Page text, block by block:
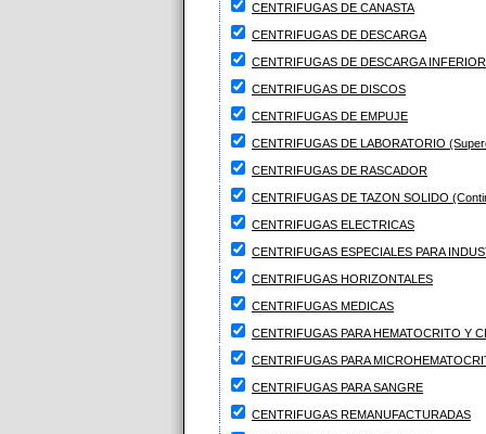
CENTRIFUGAS DE CANASTA
CENTRIFUGAS DE DESCARGA
CENTRIFUGAS DE DESCARGA INFERIOR
CENTRIFUGAS DE DISCOS
CENTRIFUGAS DE EMPUJE
CENTRIFUGAS DE LABORATORIO
CENTRIFUGAS DE RASCADOR
CENTRIFUGAS DE TAZON SOLIDO
CENTRIFUGAS ELECTRICAS
CENTRIFUGAS ESPECIALES PARA
CENTRIFUGAS HORIZONTALES
CENTRIFUGAS MEDICAS
CENTRIFUGAS PARA HEMATOCRITO Y
CENTRIFUGAS PARA
CENTRIFUGAS PARA SANGRE
CENTRIFUGAS REMANUFACTURADAS